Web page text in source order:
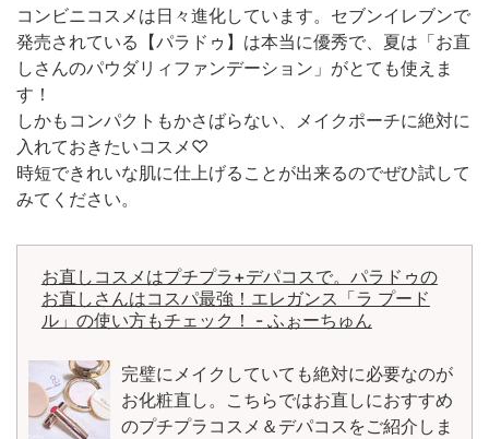
コンビニコスメは日々進化しています。セブンイレブンで
発売されている【パラドゥ】は本当に優秀で、夏は「お直
しさんのパウダリィファンデーション」がとても使えま
す！
しかもコンパクトもかさばらない、メイクポーチに絶対に
入れておきたいコスメ♡
時短できれいな肌に仕上げることが出来るのでぜひ試して
みてください。
お直しコスメはプチプラ+デパコスで。パラドゥの
お直しさんはコスパ最強！エレガンス「ラ プード
ル」の使い方もチェック！ - ふぉーちゅん
完璧にメイクしていても絶対に必要なのが
お化粧直し。こちらではお直しにおすすめ
のプチプラコスメ＆デパコスをご紹介しま